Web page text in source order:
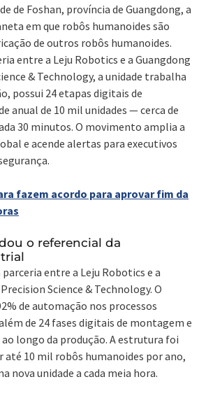
de Foshan, província de Guangdong, a
em que robôs humanoides são
de outros robôs humanoides.
entre a Leju Robotics e a Guangdong
& Technology, a unidade trabalha
possui 24 etapas digitais de
anual de 10 mil unidades — cerca de
30 minutos. O movimento amplia a
e acende alertas para executivos
fazem acordo para aprovar fim da
o referencial da
entre a Leju Robotics e a
Science & Technology. O
de automação nos processos
de 24 fases digitais de montagem e
longo da produção. A estrutura foi
10 mil robôs humanoides por ano,
nova unidade a cada meia hora.